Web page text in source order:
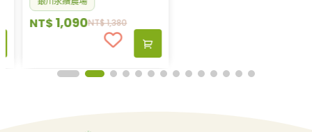
NT$1,380
NT$1,090